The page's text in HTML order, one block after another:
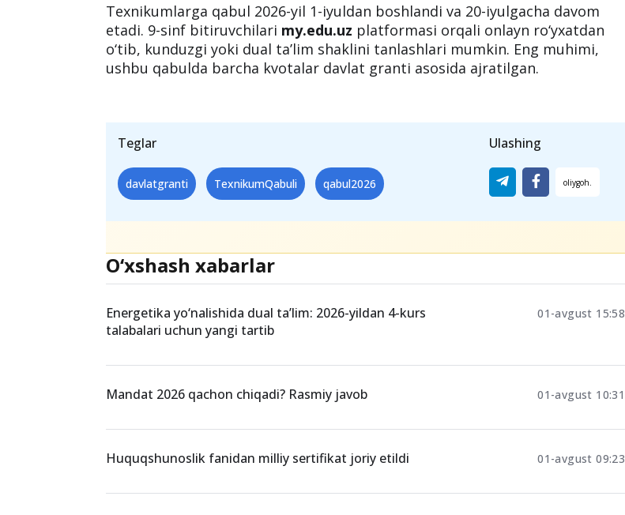
Texnikumlarga qabul 2026-yil 1-iyuldan boshlandi va 20-iyulgacha davom
etadi. 9-sinf bitiruvchilari my.edu.uz platformasi orqali onlayn ro‘yxatdan
o‘tib, kunduzgi yoki dual ta’lim shaklini tanlashlari mumkin. Eng muhimi,
ushbu qabulda barcha kvotalar davlat granti asosida ajratilgan.
Teglar
davlatgranti TexnikumQabuli qabul2026
Ulashing
O‘xshash xabarlar
Energetika yo‘nalishida dual ta’lim: 2026-yildan 4-kurs
talabalari uchun yangi tartib
01-avgust 15:58
Mandat 2026 qachon chiqadi? Rasmiy javob 01-avgust 10:31
Huquqshunoslik fanidan milliy sertifikat joriy etildi 01-avgust 09:23